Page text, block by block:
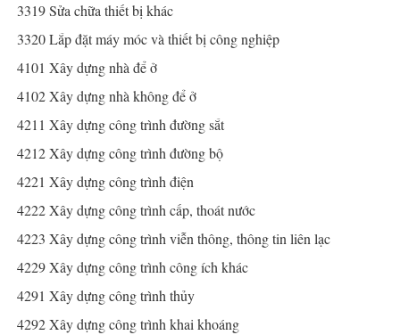
3319Sửa chữa thiết bị khác
3320Lắp đặt máy móc và thiết bị công nghiệp
4101 Xây dựng nhà để ở
4102Xây dựng nhà không để ở
4211 Xây dựng công trình đường sắt
4212Xây dựng công trình đường bộ
4221 Xây dựng công trình điện
4222Xây dựng công trình cấp, thoát nước
4223 Xây dựng công trình viễn thông, thông tin liên lạc
4229Xây dựng công trình công ích khác
4291 Xây dựng công trình thủy
4292Xây dựng công trình khai khoáng